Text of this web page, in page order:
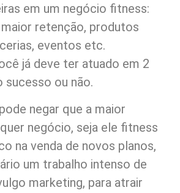
em um negócio fitness:
retenção, produtos
eventos etc.
já deve ter atuado em 2
sucesso ou não.
negar que a maior
negócio, seja ele fitness
na venda de novos planos,
um trabalho intenso de
marketing, para atrair